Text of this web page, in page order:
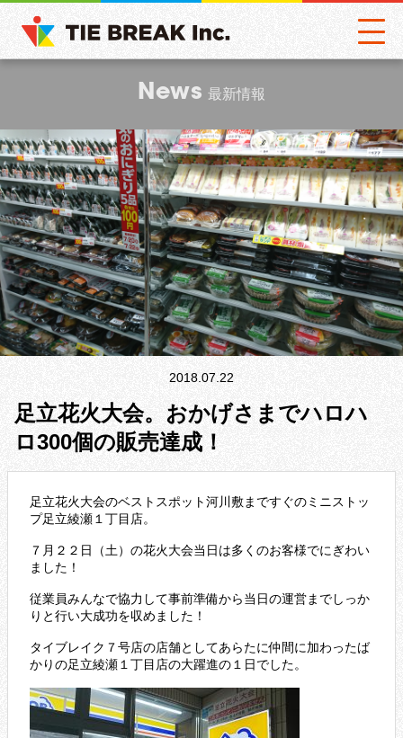
News 最新情報
2018.07.22
足立花火大会。おかげさまでハロハ
ロ300個の販売達成！
足立花火大会のベストスポット河川敷まですぐのミニストッ
プ足立綾瀬１丁目店。
７月２２日（土）の花火大会当日は多くのお客様でにぎわい
ました！
従業員みんなで協力して事前準備から当日の運営までしっか
りと行い大成功を収めました！
タイブレイク７号店の店舗としてあらたに仲間に加わったば
かりの足立綾瀬１丁目店の大躍進の１日でした。